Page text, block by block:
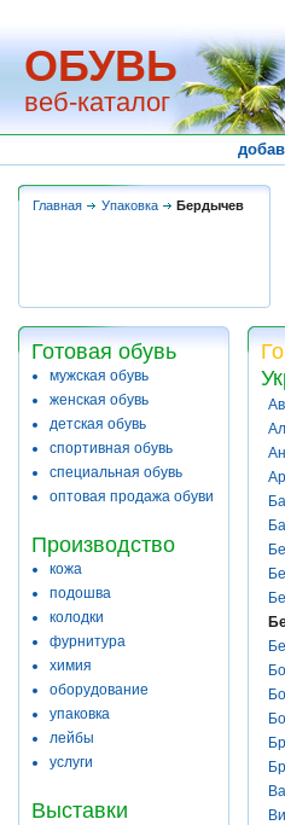
ОБУВЬ
веб-каталог
Главная Упаковка Бердычев
Готовая обувь
мужская обувь
женская обувь
детская обувь
спортивная обувь
специальная обувь
оптовая продажа обуви
Производство
кожа
подошва
колодки
фурнитура
химия
оборудование
упаковка
лейбы
услуги
Выставки